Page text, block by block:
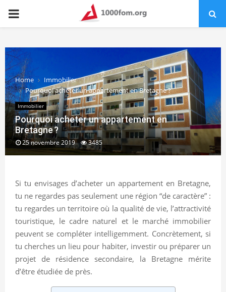
PRIMARY
Home
Immobilier
Pourquoi acheter un appartement en Bretagne ?
Immobilier
Pourquoi acheter un appartement en
Bretagne ?
25 novembre 2019 3485
Si tu envisages d’acheter un appartement en Bretagne,
tu ne regardes pas seulement une région “de caractère” :
tu regardes un territoire où la qualité de vie, l’attractivité
touristique, le cadre naturel et le marché immobilier
peuvent se compléter intelligemment. Concrètement, si
tu cherches un lieu pour habiter, investir ou préparer un
projet de résidence secondaire, la Bretagne mérite
d’être étudiée de près.